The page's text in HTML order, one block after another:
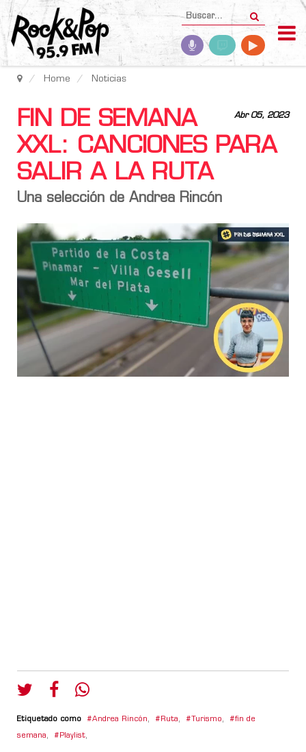
Home Noticias
Abr 05, 2023
FIN DE SEMANA
XXL: CANCIONES PARA
SALIR A LA RUTA
Una selección de Andrea Rincón
Etiquetado como Andrea Rincón, Ruta, Turismo, fin de
semana, Playlist,